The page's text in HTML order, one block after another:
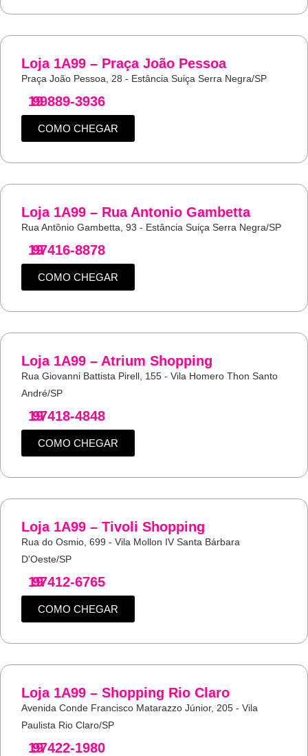
Loja 1A99 – Praça João Pessoa
Praça João Pessoa, 28 - Estância Suiça Serra Negra/SP
19
99889-3936
COMO CHEGAR
Loja 1A99 – Rua Antonio Gambetta
Rua Antônio Gambetta, 93 - Estância Suiça Serra Negra/SP
19
97416-8878
COMO CHEGAR
Loja 1A99 – Atrium Shopping
Rua Giovanni Battista Pirell, 155 - Vila Homero Thon Santo
André/SP
19
97418-4848
COMO CHEGAR
Loja 1A99 – Tivoli Shopping
Rua do Osmio, 699 - Vila Mollon IV Santa Bárbara
D'Oeste/SP
19
97412-6765
COMO CHEGAR
Loja 1A99 – Shopping Rio Claro
Avenida Conde Francisco Matarazzo Júnior, 205 - Vila
Paulista Rio Claro/SP
19
97422-1980